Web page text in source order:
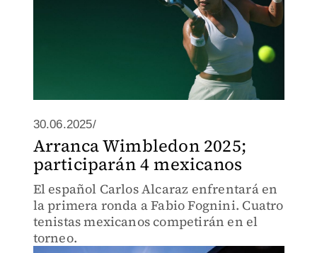
30.06.2025/
Arranca Wimbledon 2025;
participarán 4 mexicanos
El español Carlos Alcaraz enfrentará en
la primera ronda a Fabio Fognini. Cuatro
tenistas mexicanos competirán en el
torneo.